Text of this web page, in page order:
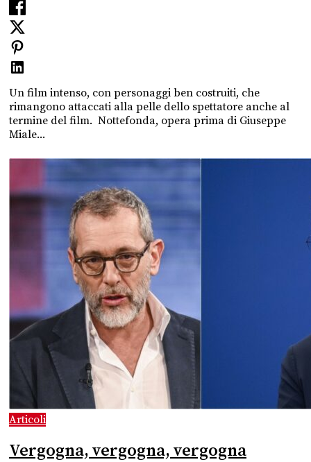
Un film intenso, con personaggi ben costruiti, che
rimangono attaccati alla pelle dello spettatore anche al
termine del film. Nottefonda, opera prima di Giuseppe
Miale...
Articoli
Vergogna, vergogna, vergogna